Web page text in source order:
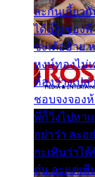
ละกันเกี้ยว
ได้เป็นของ
ซะเด้ออ้าย
หงษ์ทองไม่
ห้องว่างเปล่
ชอบจงจอง
พี่ก็วิ่งไปหา
อย่าว่า ละอ
กะเทินว่าไ
ตุ๋น ละแต่เพี